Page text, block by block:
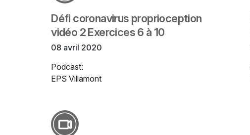
Défi coronavirus proprioception
vidéo 2 Exercices 6 à 10
08 avril 2020
Podcast:
EPS Villamont